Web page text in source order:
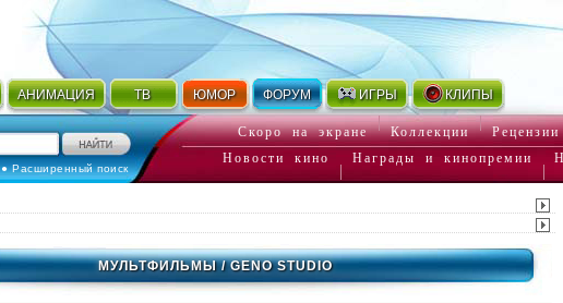
АНИМАЦИЯ ТВ ЮМОР ФОРУМ ИГРЫ КЛИПЫ
● Расширенный поиск
Скоро на экране Коллекции Рецензии
Новости кино
Награды и кинопремии
МУЛЬТФИЛЬМЫ/ GENO STUDIO